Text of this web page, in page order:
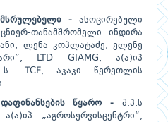
-ასოცირებული
თანამშრომელი ინდირა
ლენა კოპლატაძე, ელენე
LTD GIAMG, ა(ა)იპ
TCF, აკაკი წერეთლის
წყარო - შ.პ.ს
„აგროსერვისცენტრი“,